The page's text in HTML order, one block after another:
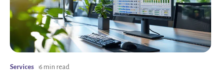
Services 6 min read